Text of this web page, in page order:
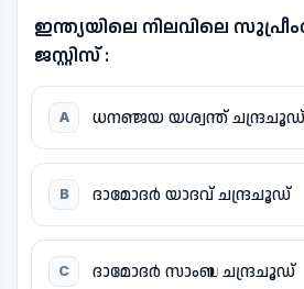
ഇന്ത്യയിലെ നിലവിലെ
ജസ്റ്റിസ് :
A ധനഞ്ജയ യശ്വന്ത് ചന്ദ്രചൂഡ്
B ദാമോദർ യാദവ് ചന്ദ്രചൂഡ്
C ദാമോദർ സാംബ ചന്ദ്രചൂഡ്